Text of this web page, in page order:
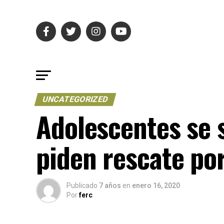
UNCATEGORIZED
Adolescentes
piden rescate
Publicado 7 años en enero 16, 2020
Porferc